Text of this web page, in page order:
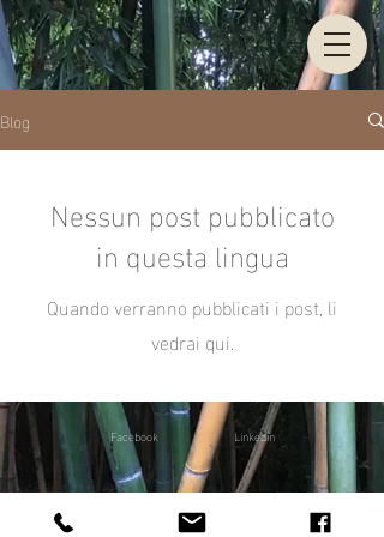
Blog
Nessun post pubblicato
in questa lingua
Quando verranno pubblicati i post, li
vedrai qui.
Facebook Linkedin
© 2020 by Paolo Cogliati.